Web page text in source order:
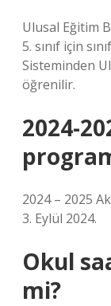
Ulusal Eğitim
5. sınıf için
Sisteminden
öğrenilir.
2024-
2024 – 2025
3. Eylül 2024.
Okul
mi?